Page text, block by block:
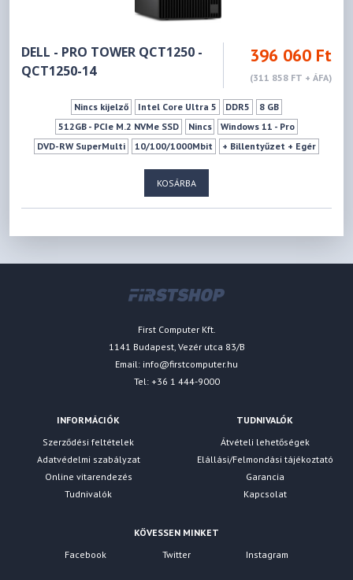
DELL - PRO TOWER QCT1250 -
QCT1250-14
396 060 Ft
(311 858 FT + ÁFA)
Nincs kijelző Intel Core Ultra 5 DDR5
8 GB
512GB - PCIe M.2 NVMe SSD
Nincs
Windows 11 - Pro
DVD-RW SuperMulti
10/100/1000Mbit
+ Billentyűzet + Egér
KOSÁRBA
First Computer Kft.
1141 Budapest, Vezér utca 83/B
Email: info@firstcomputer.hu
Tel: +36 1 444-9000
INFORMÁCIÓK
Szerződési feltételek
Adatvédelmi szabályzat
Online vitarendezés
Tudnivalók
TUDNIVALÓK
Átvételi lehetőségek
Elállási/Felmondási tájékoztató
Garancia
Kapcsolat
KÖVESSEN MINKET
Facebook
Twitter Instagram